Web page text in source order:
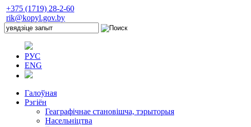
+375 (1719) 28-2-60
rik@kopyl.gov.by
РУС
ENG
Галоўная
Рэгіён
Геаграфічнае становішча, тэрыторыя
Насельніцтва